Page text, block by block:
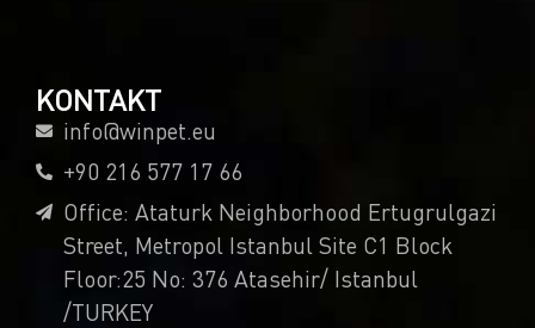
KONTAKT
info@winpet.eu
+90 216 577 17 66
Office: Ataturk Neighborhood Ertugrulgazi
Street, Metropol Istanbul Site C1 Block
Floor:25 No: 376 Atasehir/ Istanbul
/TURKEY